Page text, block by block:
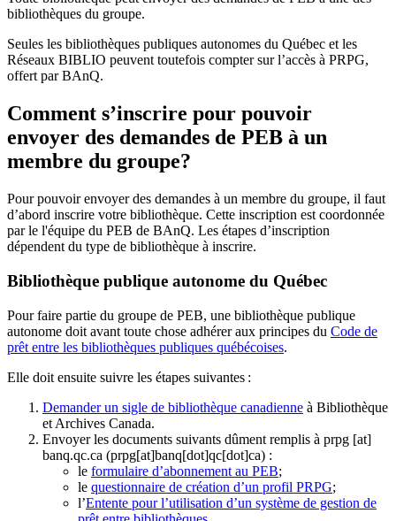
bibliothèques du groupe.
Seules les bibliothèques publiques autonomes du Québec et les
Réseaux BIBLIO peuvent toutefois compter sur l’accès à PRPG,
offert par BAnQ.
Comment s’inscrire pour pouvoir
envoyer des demandes de PEB à un
membre du groupe?
Pour pouvoir envoyer des demandes à un membre du groupe, il faut
d’abord inscrire votre bibliothèque. Cette inscription est coordonnée
par le l'équipe du PEB de BAnQ. Les étapes d’inscription
dépendent du type de bibliothèque à inscrire.
Bibliothèque publique autonome du Québec
Pour faire partie du groupe de PEB, une bibliothèque publique
autonome doit avant toute chose adhérer aux principes du Code de
prêt entre les bibliothèques publiques québécoises.
Elle doit ensuite suivre les étapes suivantes :
Demander un sigle de bibliothèque canadienne à Bibliothèque
et Archives Canada.
Envoyer les documents suivants dûment remplis à prpg [at]
banq.qc.ca (prpg[at]banq[dot]qc[dot]ca) :
le formulaire d’abonnement au PEB;
le questionnaire de création d’un profil PRPG;
l’Entente pour l’utilisation d’un système de gestion de